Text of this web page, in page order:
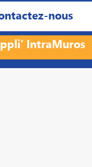
nous
IntraMuros